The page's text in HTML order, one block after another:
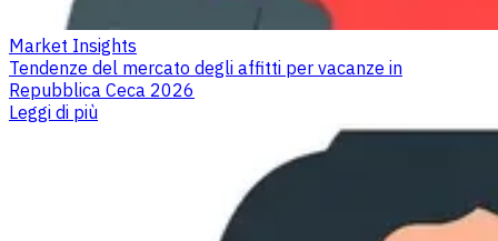
Market Insights
Tendenze del mercato degli affitti per vacanze in
Repubblica Ceca 2026
Leggi di più